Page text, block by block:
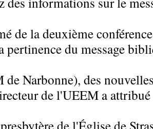
de la deuxième
du message
Narbonne), des
de l'UEEM a
de l'Église de